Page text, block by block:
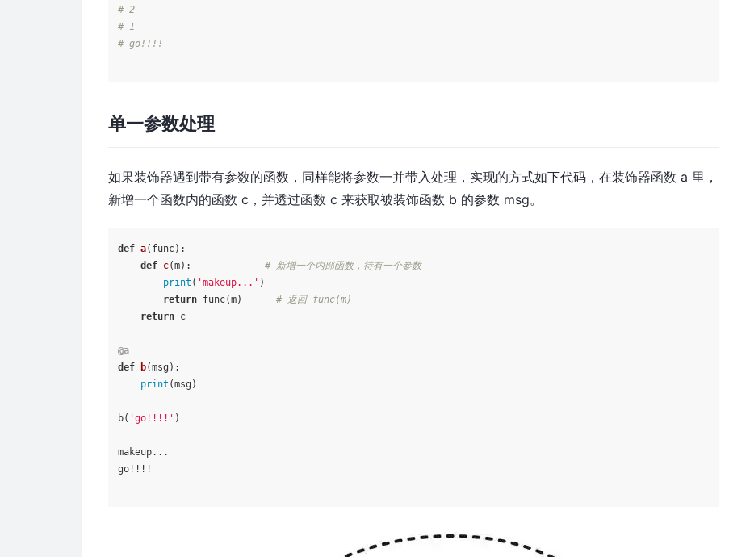
# 2
# 1
# go!!!!
单一参数处理
如果装饰器遇到带有参数的函数，同样能将参数一并带入处理，实现的方式如下代码，在装饰器函数 a 里，
新增一个函数内的函数 c，并透过函数 c 来获取被装饰函数 b 的参数 msg。
def a( func):
def c(m): # 新增一个内部函数，待有一个参数
print ( 'makeup...' )
return func(m) # 返回 func(m)
return c
@a
def
b(msg ):
print (msg)
b( 'go!!!!' )
makeup...
go!!!!